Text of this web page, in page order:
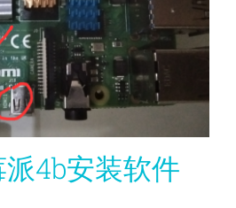
4b安装软件